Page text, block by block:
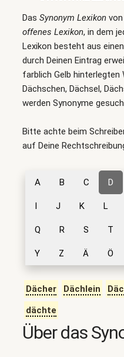
Das Synonym Lexikonvon
offenes Lexikon, in dem
Lexikon besteht aus
durch Deinen Eintrag
farblich Gelb hinterlegten
Dächschen, Dächsel,
werden Synonyme
Bitte achte beim
auf Deine
A B C D
I J K L
Q R S T
Y Z Ä Ö
Dächer Dächlein
dächte
Über das